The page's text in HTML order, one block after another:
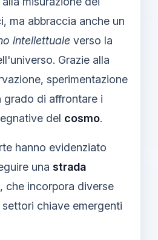
ma abbraccia anche un
intellettuale verso la
Grazie alla
sperimentazione
grado di affrontare i
del cosmo.
hanno evidenziato
una strada
, che incorpora diverse
chiave emergenti